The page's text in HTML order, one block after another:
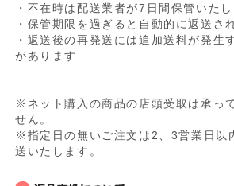
・不在時は配送業者が7日間保管いたし
・保管期限を過ぎると自動的に返送さ
・返送後の再発送には追加送料が発生
があります
※ネット購入の商品の店頭受取は承っ
せん。
※指定日の無いご注文は2、3営業日以
送いたします。